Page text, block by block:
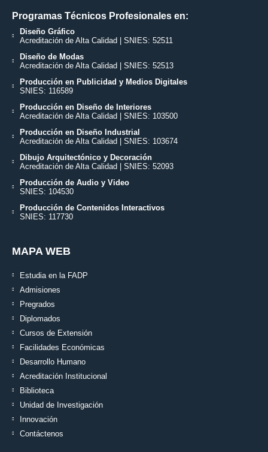
Programas Técnicos Profesionales en:
Diseño Gráfico
Acreditación de Alta Calidad | SNIES: 52511
Diseño de Modas
Acreditación de Alta Calidad | SNIES: 52513
Producción en Publicidad y Medios Digitales
SNIES: 116589
Producción en Diseño de Interiores
Acreditación de Alta Calidad | SNIES: 103500
Producción en Diseño Industrial
Acreditación de Alta Calidad | SNIES: 103674
Dibujo Arquitectónico y Decoración
Acreditación de Alta Calidad | SNIES: 52093
Producción de Audio y Video
SNIES: 104530
Producción de Contenidos Interactivos
SNIES: 117730
MAPA WEB
Estudia en la FADP
Admisiones
Pregrados
Diplomados
Cursos de Extensión
Facilidades Económicas
Desarrollo Humano
Acreditación Institucional
Biblioteca
Unidad de Investigación
Innovación
Contáctenos